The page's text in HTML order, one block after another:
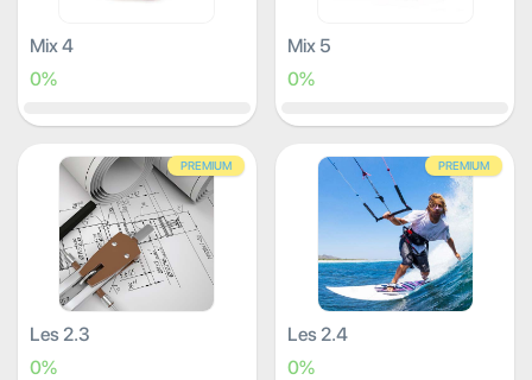
Mix 4
0%
Mix 5
0%
PREMIUM
Les 2.3
0%
PREMIUM
Les 2.4
0%